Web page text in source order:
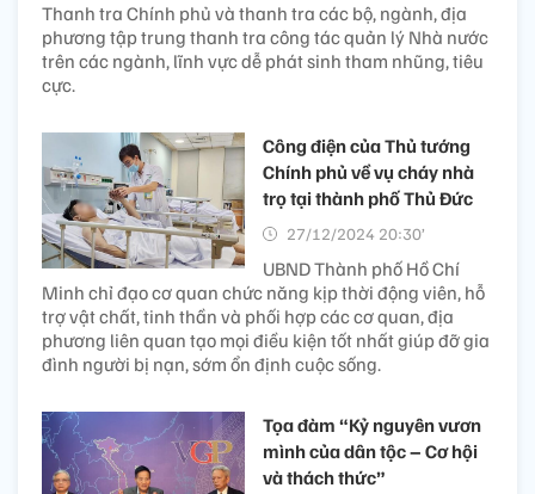
Thanh tra Chính phủ và thanh tra các bộ, ngành, địa
phương tập trung thanh tra công tác quản lý Nhà nước
trên các ngành, lĩnh vực dễ phát sinh tham nhũng, tiêu
cực.
Công điện của Thủ tướng
Chính phủ về vụ cháy nhà
trọ tại thành phố Thủ Đức
27/12/2024 20:30’
UBND Thành phố Hồ Chí
Minh chỉ đạo cơ quan chức năng kịp thời động viên, hỗ
trợ vật chất, tinh thần và phối hợp các cơ quan, địa
phương liên quan tạo mọi điều kiện tốt nhất giúp đỡ gia
đình người bị nạn, sớm ổn định cuộc sống.
Tọa đàm “Kỷ nguyên vươn
mình của dân tộc – Cơ hội
và thách thức”